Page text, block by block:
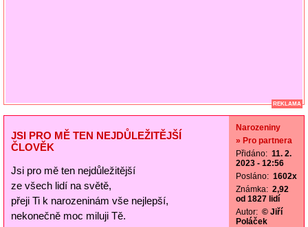
REKLAMA
JSI PRO MĚ TEN NEJDŮLEŽITĚJŠÍ
ČLOVĚK
Jsi pro mě ten nejdůležitější
ze všech lidí na světě,
přeji Ti k narozeninám vše nejlepší,
nekonečně moc miluji Tě.
Narozeniny
» Pro partnera
Přidáno: 11. 2.
2023 - 12:56
Posláno: 1602x
Známka: 2,92
od 1827 lidí
Autor: © Jiří
Poláček